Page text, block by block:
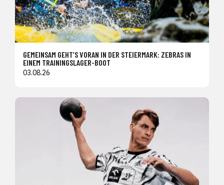
GEMEINSAM GEHT’S VORAN IN DER STEIERMARK: ZEBRAS IN
EINEM TRAININGSLAGER-BOOT
03.08.26